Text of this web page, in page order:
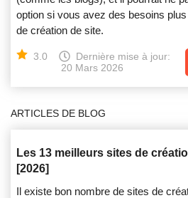
option si vous avez des besoins
de création de site.
3.0
Dernière mise à jour:
20 Mars 2026
ARTICLES DE BLOG
Les 13 meilleurs sites de
[2026]
Il existe bon nombre de sites de